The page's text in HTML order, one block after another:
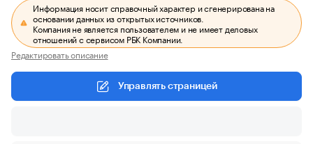
Информация носит справочный характер и сгенерирована на
основании данных из открытых источников.
Компания не является пользователем и не имеет деловых
отношений с сервисом РБК Компании.
Редактировать описание
Управлять страницей